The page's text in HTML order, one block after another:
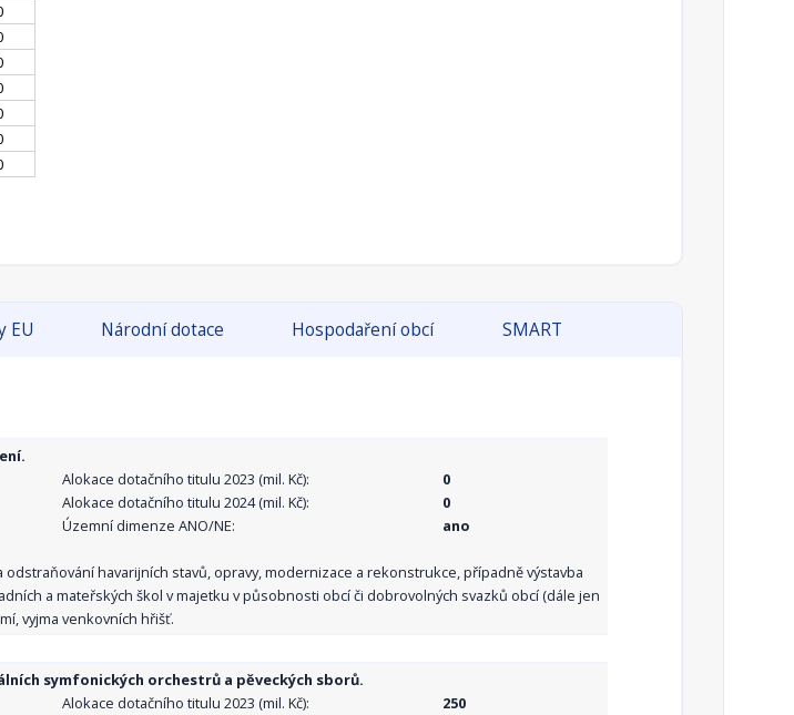
EU Národní dotace Hospodaření obcí SMART
Alokace dotačního titulu 2023 (mil. Kč):
0
Alokace dotačního titulu 2024 (mil. Kč):
0
Územní dimenze ANO/NE:
ano
odstraňování havarijních stavů, opravy, modernizace a rekonstrukce, případně výstavba
a mateřských škol v majetku v působnosti obcí či dobrovolných svazků obcí (dále jen
vyjma venkovních hřišť.
symfonických orchestrů a pěveckých sborů.
Alokace dotačního titulu 2023 (mil. Kč):
250